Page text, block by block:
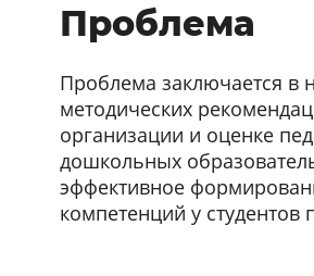
Проблема
Проблема заключается в
методических
организации и оценке
дошкольных
эффективное
компетенций у студентов